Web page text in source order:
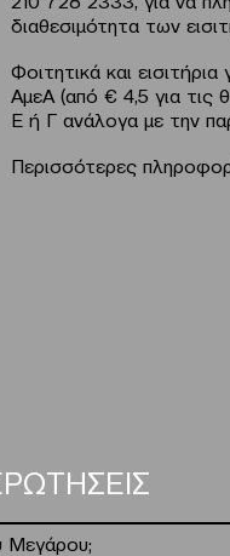
διαθεσιμότητα των
Φοιτητικά και
ΑμεΑ (από € 4,5 για τις
Ε ή Γ ανάλογα με την
Περισσότερες
Μεγάρου;